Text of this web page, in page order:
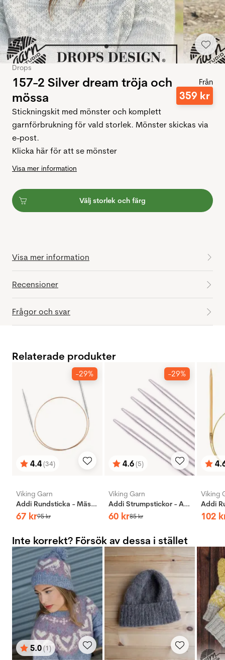
1/4
Drops
157-2 Silver dream tröja och
mössa
Från
359 kr
Stickningskit med mönster och komplett
garnförbrukning för vald storlek. Mönster skickas via
e-post.
Klicka här för att se mönster
Visa mer information
Välj storlek och färg
Visa mer information
Recensioner
Frågor och svar
Relaterade produkter
-29%
Betyg:
4.4(34)
utav 5 stjärnor
Viking Garn
Addi Rundsticka - Mässing
67 kr95kr
-29%
Betyg:
4.6(5)
utav 5 stjärnor
Viking Garn
Addi Strumpstickor - Aluminium
60 kr85kr
utav
Viking
102
Inte korrekt? Försök av dessa i stället
Betyg:
5.0(1)
utav 5 stjärnor